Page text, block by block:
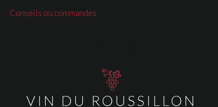
Conseils ou commandes